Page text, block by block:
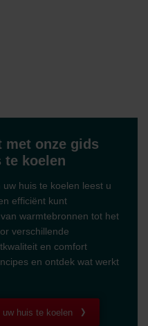
met onze gids
te koelen
huis te koelen leest u
efficiënt kunt
warmtebronnen tot het
verschillende
en comfort
en ontdek wat werkt
huis te koelen